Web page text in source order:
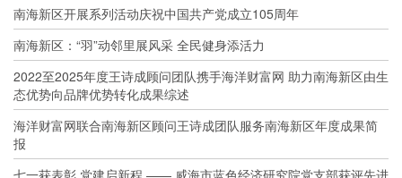
南海新区开展系列活动庆祝中国共产党成立105周年
南海新区：“羽”动邻里展风采 全民健身添活力
2022至2025年度王诗成顾问团队携手海洋财富网 助力南海新区由生
态优势向品牌优势转化成果综述
海洋财富网联合南海新区顾问王诗成团队服务南海新区年度成果简
报